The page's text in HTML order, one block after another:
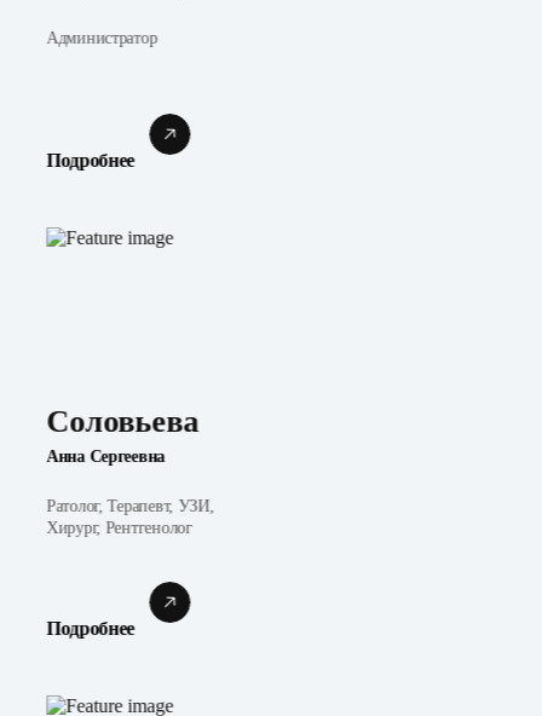
Администратор
Подробнее
Соловьева
Анна Сергеевна
Ратолог, Терапевт, УЗИ,
Хирург, Рентгенолог
Подробнее